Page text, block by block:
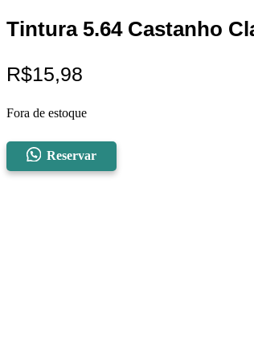
Tintura 5.64 Castanho
R$15,98
Fora de estoque
Reservar